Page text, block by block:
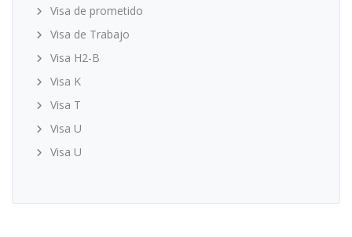
Visa de prometido
Visa de Trabajo
Visa H2-B
Visa K
Visa T
Visa U
Visa U